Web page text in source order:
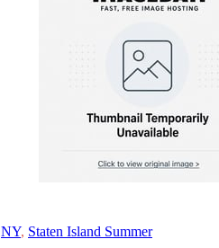
NY, Staten Island Summer